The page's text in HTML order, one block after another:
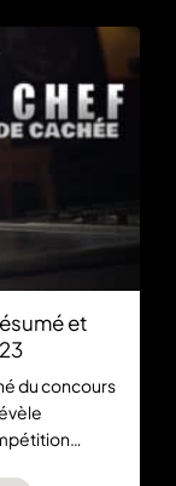
et
du concours